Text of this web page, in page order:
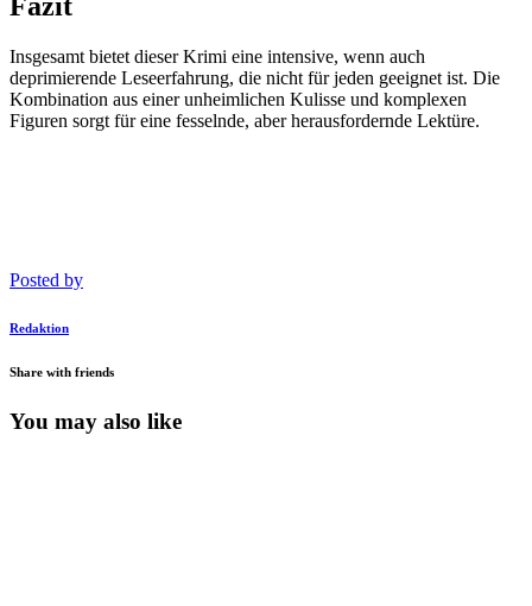
Insgesamt bietet dieser Krimi eine intensive, wenn auch
deprimierende Leseerfahrung, die nicht für jeden geeignet ist. Die
Kombination aus einer unheimlichen Kulisse und komplexen
Figuren sorgt für eine fesselnde, aber herausfordernde Lektüre.
Posted by
Redaktion
Share with friends
You may also like